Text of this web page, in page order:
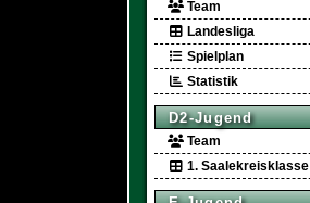
Team
Landesliga
Spielplan
Statistik
D2-Jugend
Team
1. Saalekreisklasse